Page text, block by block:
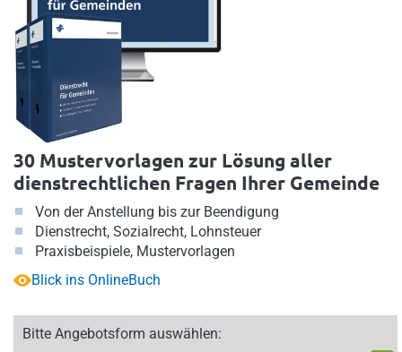
30 Mustervorlagen zur Lösung aller
dienstrechtlichen Fragen Ihrer Gemeinde
Von der Anstellung bis zur Beendigung
Dienstrecht, Sozialrecht, Lohnsteuer
Praxisbeispiele, Mustervorlagen
Blick ins OnlineBuch
Bitte Angebotsform auswählen: